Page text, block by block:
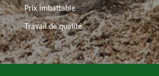
Prix imbattable
Travail de qualité